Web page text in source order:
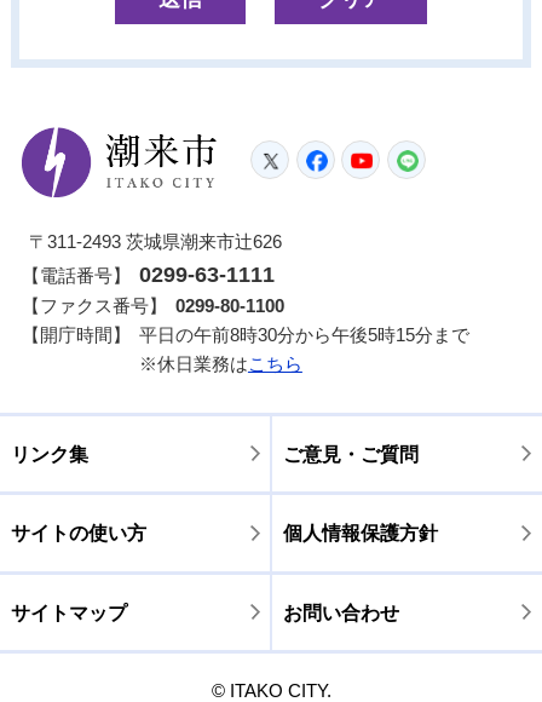
潮来市
TwitterFacebook
YouTube
〒311-2493 茨城県潮来市辻626
【電話番号】
0299-63-1111
【ファクス番号】
0299-80-1100
【開庁時間】
平日の午前8時30分から午後5時15分まで
※休日業務はこちら
リンク集 ご意見・ご質問
サイトの使い方 個人情報保護方針
サイトマップ お問い合わせ
© ITAKO CITY.